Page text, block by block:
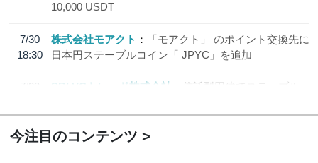
10,000 USDT
7/30
18:30
株式会社モアクト
「モアクト」 のポイント交換先に
日本円ステーブルコイン「 JPYC」を追加
7/29
SBI VCトレード株式会社
信託型円建てステーブル
今注目のコンテンツ